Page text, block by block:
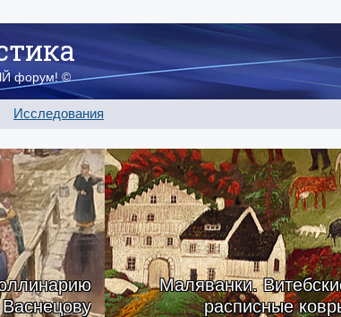
форум! ©
Исследования
Васнецову
Маляванки.
расписные